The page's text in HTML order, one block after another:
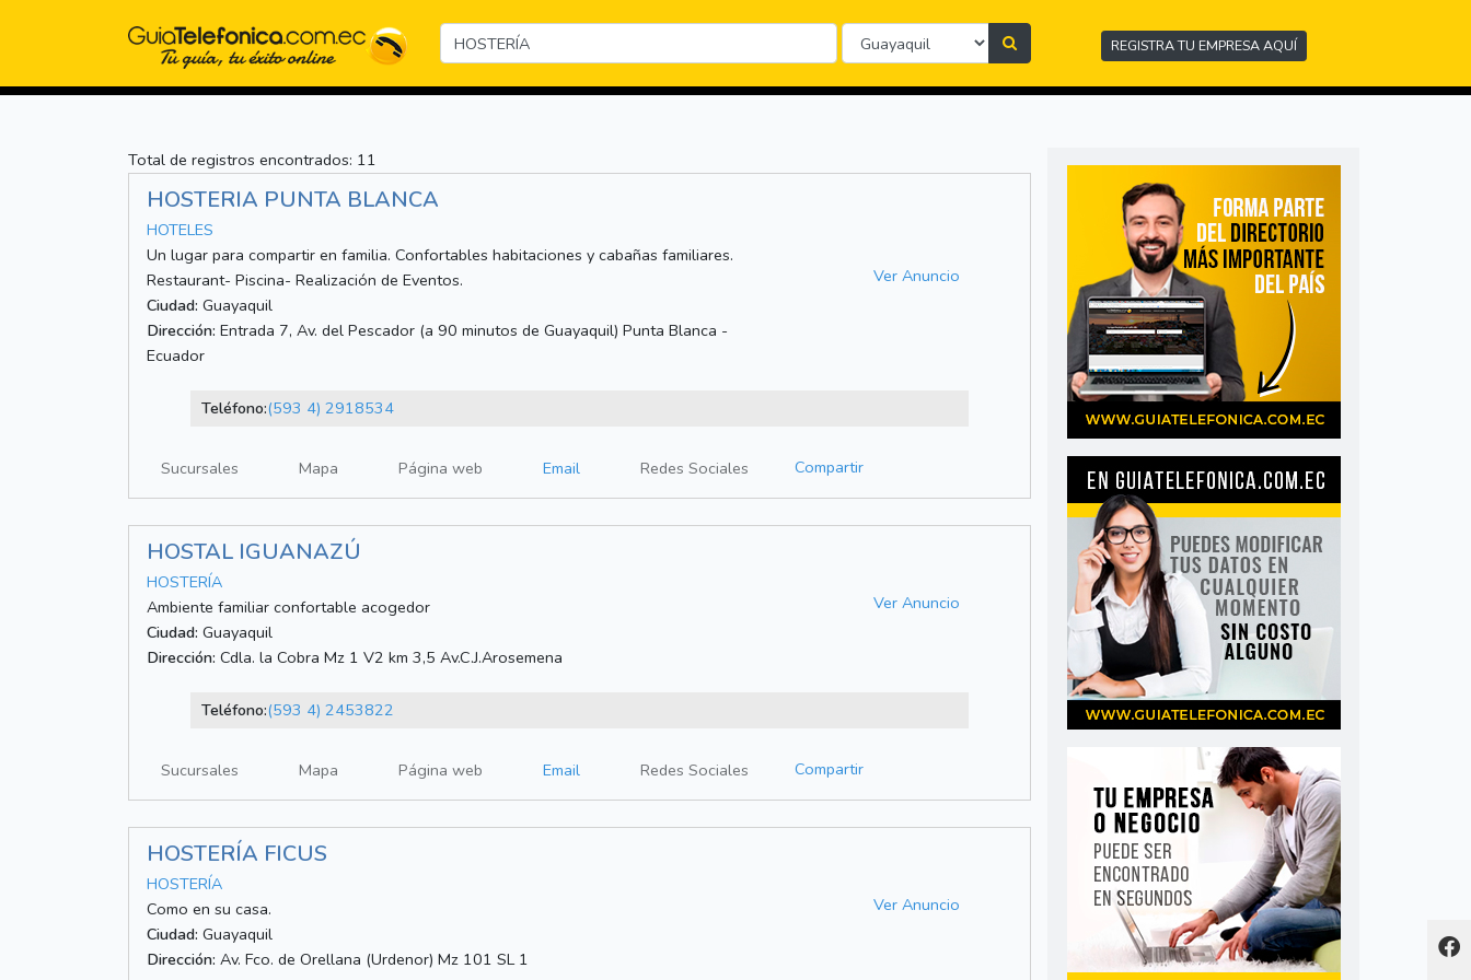
REGISTRA TU EMPRESA AQUÍ
Total de registros encontrados: 11
HOSTERIA PUNTA BLANCA
HOTELES
Un lugar para compartir en familia. Confortables habitaciones y cabañas familiares.
Restaurant- Piscina- Realización de Eventos.
Ciudad: Guayaquil
Dirección: Entrada 7, Av. del Pescador (a 90 minutos de Guayaquil) Punta Blanca -
Ecuador
Ver Anuncio
Teléfono:(593 4) 2918534
Sucursales Mapa Página web Email Redes Sociales Compartir
HOSTAL IGUANAZÚ
HOSTERÍA
Ambiente familiar confortable acogedor
Ciudad: Guayaquil
Dirección: Cdla. la Cobra Mz 1 V2 km 3,5 Av.C.J.Arosemena
Ver Anuncio
Teléfono:(593 4) 2453822
Sucursales Mapa Página web Email Redes Sociales Compartir
HOSTERÍA FICUS
HOSTERÍA
Como en su casa.
Ciudad: Guayaquil
Dirección: Av. Fco. de Orellana (Urdenor) Mz 101 SL 1
Ver Anuncio